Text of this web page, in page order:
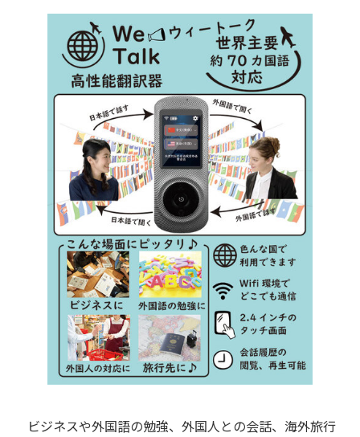
ビジネスや外国語の勉強、外国人との会話、海外旅行